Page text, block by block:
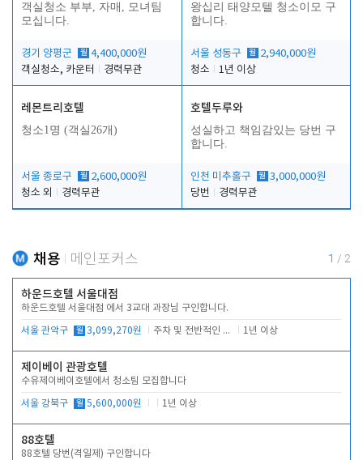
객실청소 부부, 자매, 모녀팀
모십니다.
경기 양평군 월 4,400,000원
객실청소, 카운터
경력무관
왕십리 태양모텔 청소이모 구
합니다.
서울 성동구 월 2,940,000원
청소
1년 이상
레몬트리호텔
청소1명 (객실26개)
서울 종로구 월 2,600,000원
청소 외
경력무관
호텔두루와
성실하고 책임감있는 당번 구
합니다.
인천 미추홀구 월 3,000,000원
당번
경력무관
채용 메인포커스 1 / 2
하운드호텔 서울대점
하운드호텔 서울대점 에서 3교대 과장님 구인합니다.
서울 관악구 월 3,099,270원 주차 및 전반적인 당번업무 1년 이상
제이베이 관광호텔
수유제이베이호텔에서 청소팀 모집합니다
서울 강북구 월 5,600,000원 1년 이상
88호텔
88호텔 당번(격일제) 구인합니다